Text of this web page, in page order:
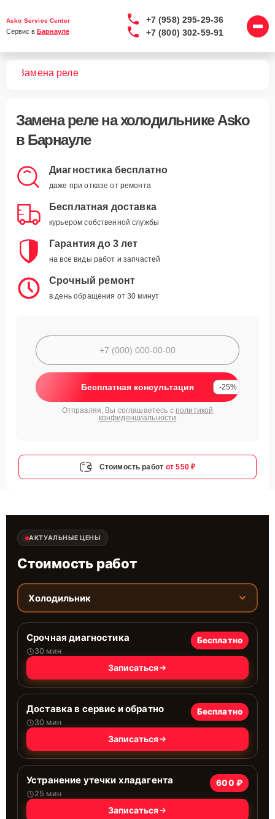
Asko Service Center
Сервис в Барнауле
+7 (958) 295-29-36
+7 (800) 302-59-91
Замена реле
Замена релена холодильнике Asko
в Барнауле
Диагностика бесплатно
даже при отказе от ремонта
Бесплатная доставка
курьером собственной службы
Гарантия до 3 лет
на все виды работ и запчастей
Срочный ремонт
в день обращения от 30 минут
Бесплатная консультация -25%
Отправляя, Вы соглашаетесь с политикой
конфиденциальности
Стоимость работ от 550 ₽
АКТУАЛЬНЫЕ ЦЕНЫ
Стоимость работ
Холодильник
Срочная диагностика
30 мин
Бесплатно
Записаться
Доставка в сервис и обратно
30 мин
Бесплатно
Записаться
Устранение утечки хладагента
25 мин
600 ₽
Записаться